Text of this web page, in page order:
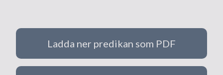
Ladda ner predikan som PDF